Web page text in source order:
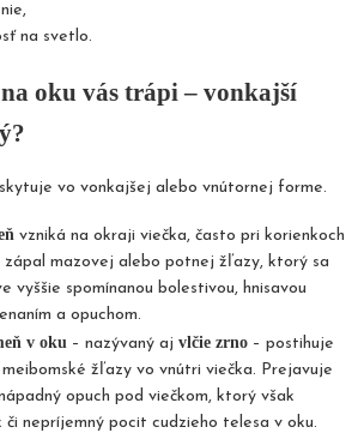
na svetlo.
oku vás trápi – vonkajší
vo vonkajšej alebo vnútornej forme.
vzniká na okraji viečka, často pri korienkoch
zápal mazovej alebo potnej žľazy, ktorý sa
vyššie spomínanou bolestivou, hnisavou
a opuchom.
v oku – nazývaný aj vlčie zrno – postihuje
meibomské žľazy vo vnútri viečka. Prejavuje
opuch pod viečkom, ktorý však
či nepríjemný pocit cudzieho telesa v oku.